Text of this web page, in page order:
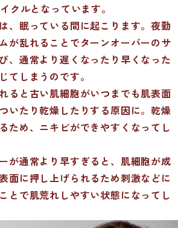
クルとなっています。
、眠っている間に起こります。夜勤
が乱れることでターンオーバーのサ
、通常より遅くなったり早くなった
てしまうのです。
ると古い肌細胞がいつまでも肌表面
いたり乾燥したりする原因に。乾燥
ため、ニキビができやすくなってし
が通常より早すぎると、肌細胞が成
面に押し上げられるため刺激などに
とで肌荒れしやすい状態になってし